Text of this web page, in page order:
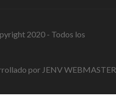
2020 - Todos los
por JENV WEBMASTER